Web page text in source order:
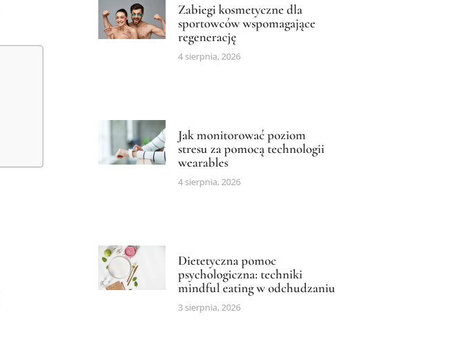
Zabiegi kosmetyczne dla
sportowców wspomagające
regenerację
4 sierpnia, 2026
Jak monitorować poziom
stresu za pomocą technologii
wearables
4 sierpnia, 2026
Dietetyczna pomoc
psychologiczna: techniki
mindful eating w odchudzaniu
3 sierpnia, 2026